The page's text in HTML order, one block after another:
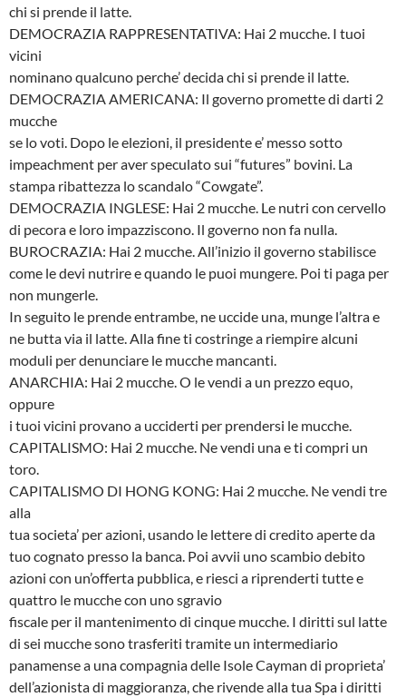
chi si prende il latte.
DEMOCRAZIA RAPPRESENTATIVA: Hai 2 mucche. I tuoi
vicini
nominano qualcuno perche’ decida chi si prende il latte.
DEMOCRAZIA AMERICANA: Il governo promette di darti 2
mucche
se lo voti. Dopo le elezioni, il presidente e’ messo sotto
impeachment per aver speculato sui “futures” bovini. La
stampa ribattezza lo scandalo “Cowgate”.
DEMOCRAZIA INGLESE: Hai 2 mucche. Le nutri con cervello
di pecora e loro impazziscono. Il governo non fa nulla.
BUROCRAZIA: Hai 2 mucche. All’inizio il governo stabilisce
come le devi nutrire e quando le puoi mungere. Poi ti paga per
non mungerle.
In seguito le prende entrambe, ne uccide una, munge l’altra e
ne butta via il latte. Alla fine ti costringe a riempire alcuni
moduli per denunciare le mucche mancanti.
ANARCHIA: Hai 2 mucche. O le vendi a un prezzo equo,
oppure
i tuoi vicini provano a ucciderti per prendersi le mucche.
CAPITALISMO: Hai 2 mucche. Ne vendi una e ti compri un
toro.
CAPITALISMO DI HONG KONG: Hai 2 mucche. Ne vendi tre
alla
tua societa’ per azioni, usando le lettere di credito aperte da
tuo cognato presso la banca. Poi avvii uno scambio debito
azioni con un’offerta pubblica, e riesci a riprenderti tutte e
quattro le mucche con uno sgravio
fiscale per il mantenimento di cinque mucche. I diritti sul latte
di sei mucche sono trasferiti tramite un intermediario
panamense a una compagnia delle Isole Cayman di proprieta’
dell’azionista di maggioranza, che rivende alla tua Spa i diritti